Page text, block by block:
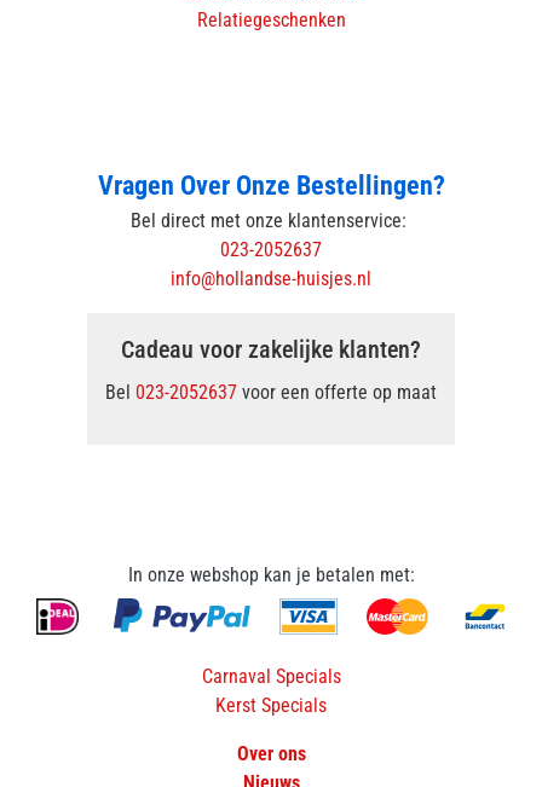
Relatiegeschenken
Vragen Over Onze Bestellingen?
Bel direct met onze klantenservice:
023-2052637
info@hollandse-huisjes.nl
Cadeau voor zakelijke klanten?
Bel 023-2052637 voor een offerte op maat
In onze webshop kan je betalen met:
Carnaval Specials
Kerst Specials
Over ons
Nieuws